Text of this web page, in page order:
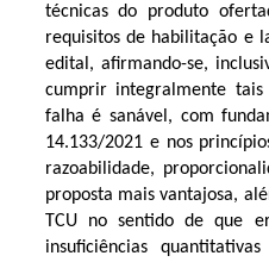
técnicas do produto
requisitos de habilitação e
edital, afirmando-se,
cumprir integralmente tais
falha é sanável, com
14.133/2021 e nos
razoabilidade,
proposta mais vantajosa,
TCU no sentido de que
insuficiências